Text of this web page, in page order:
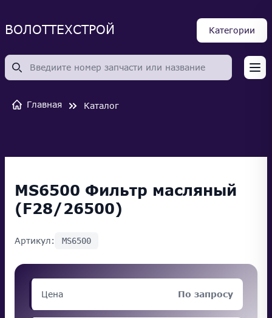
ВОЛОТТЕХСТРОЙ Категории
Главная Каталог
MS6500 Фильтр масляный
(F28/26500)
Артикул: MS6500
Цена По запросу